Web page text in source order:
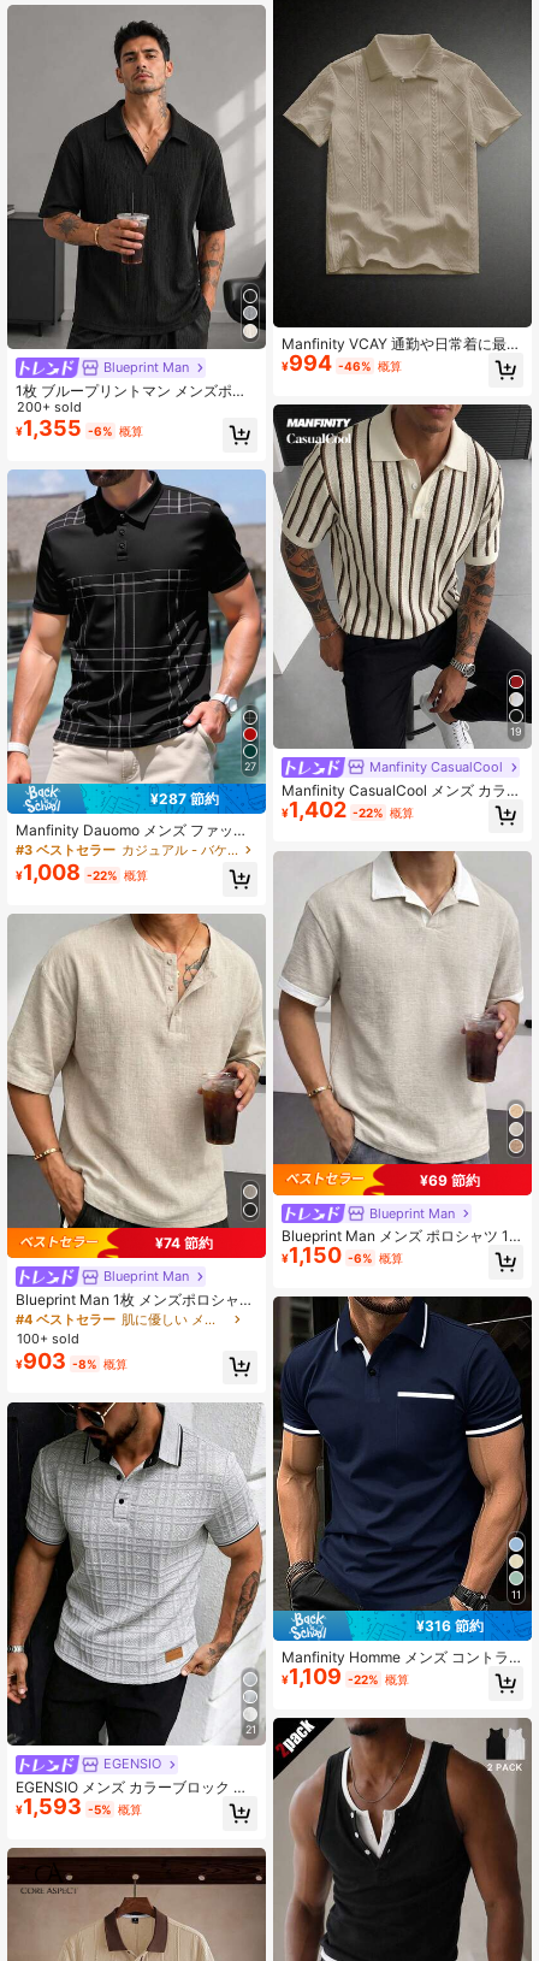
Blueprint Man
1枚 ブループリントマン メンズポロ
シャツ、ブラック テクスチャード ジ
ャカード カラーポロシャツ、ドレー
プ性のある通気性のあるニット生
ントルマンスタイル デイリー、通
勤、軽めのビジネス、カジュアルウ
ェア、メンズギフト
200+ sold
¥1,355 -6% 概算
27
¥287 節約
Manfinity Dauomo メンズ ファッシ
ョン 幾何学柄 ストライプ ポロカラ
ーシャツ
#3 ベストセラー カジュアル - バケーションカジュアル メンズポロシャツ
¥1,008 -22% 概算
¥74 節約
Blueprint Man
Blueprint Man 1枚 メンズポロシャ
ツ、カーキ テクスチャーヘンリーカ
ラー 半袖Tシャツ、フェイクリネン
生地テクスチャー、通気性 軽量 快適
毛玉防止 イージーケア、ミニマリス
ル トップス、春 夏 通勤 ホーム バケ
ーション
#4 ベストセラー
肌に優しい メンズポロシャツ
100+ sold
¥903 -8% 概算
21
EGENSIO
EGENSIO メンズ カラーブロック カ
ジュアル 多用途 デイリー 半袖 ポロ
シャツ
¥1,593 -5% 概算
Manfinity VCAY 通勤や日常着に最適
な男性用エレガントな無地ポロシャ
ツ
¥994 -46% 概算
19
Manfinity CasualCool
Manfinity CasualCool メンズ カラー
ブロック ポロシャツ、ヴィンテージ
幾何学 ジャカード カジュアル トッ
ブロック 半袖 ポロシャツ
¥1,402 -22% 概算
¥69 節約
Blueprint Man
Blueprint Man メンズ ポロシャツ 1
枚 アプリコットカラー 配色襟 ボタ
ンレス テクスチャー入り ドレープ風
性 涼感 毛玉防止 吸汗性 大人カジュ
アル ビジネスカジュアル 通勤向け
夏休み 旅行 オールドマネースタイル
※1サイズ下をおすすめ
¥1,150 -6% 概算
11
¥316 節約
Manfinity Homme メンズ コントラ
ストカラー ハーフプラケット レギュ
ラーフィット 半袖 カジュアル サマ
フォーマル
¥1,109 -22% 概算